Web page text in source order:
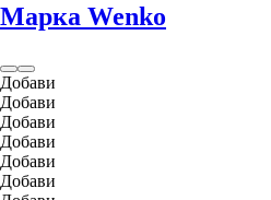
Марка Wenko
Добави
Добави
Добави
Добави
Добави
Добави